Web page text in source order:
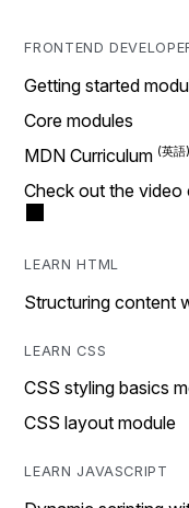
FRONTEND
Getting started
Core modules
MDN Curriculum
Check out the video
LEARN HTML
Structuring content
LEARN CSS
CSS styling basics
CSS layout module
LEARN JAVASCRIPT